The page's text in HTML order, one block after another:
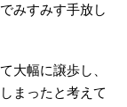
みすみす手放し
大幅に譲歩し、
まったと考えて